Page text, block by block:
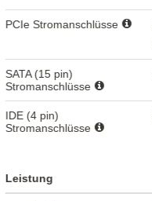
PCIe Stromanschlüsse
SATA (15 pin)
Stromanschlüsse
IDE (4 pin)
Stromanschlüsse
Leistung